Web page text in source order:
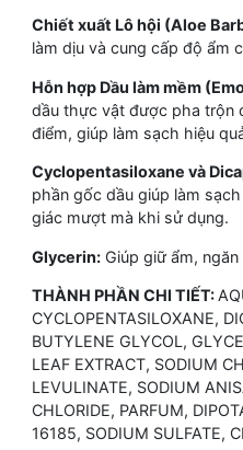
Chiết xuất Lô hội (Aloe
làm dịu và cung cấp độ ẩm
Hỗn hợp Dầu làm mềm
dầu thực vật được pha trộn
điểm, giúp làm sạch hiệu
Cyclopentasiloxane và
phần gốc dầu giúp làm
giác mượt mà khi sử dụng.
Glycerin: Giúp giữ ẩm,
THÀNH PHẦN CHI TIẾT:
CYCLOPENTASILOXANE,
BUTYLENE GLYCOL,
LEAF EXTRACT, SODIUM
LEVULINATE, SODIUM
CHLORIDE, PARFUM,
16185, SODIUM SULFATE,